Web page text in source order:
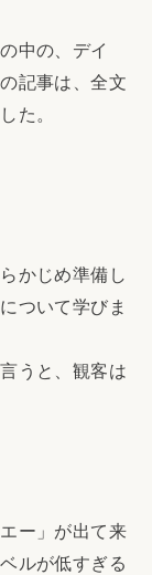
中の、デイ
記事は、全文
た。
かじめ準備し
ついて学びま
うと、観客は
ー」が出て来
ルが低すぎる